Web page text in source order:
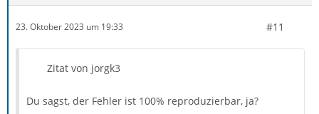
23. Oktober 2023 um 19:33 #11
Zitat von jorgk3
Du sagst, der Fehler ist 100% reproduzierbar, ja?